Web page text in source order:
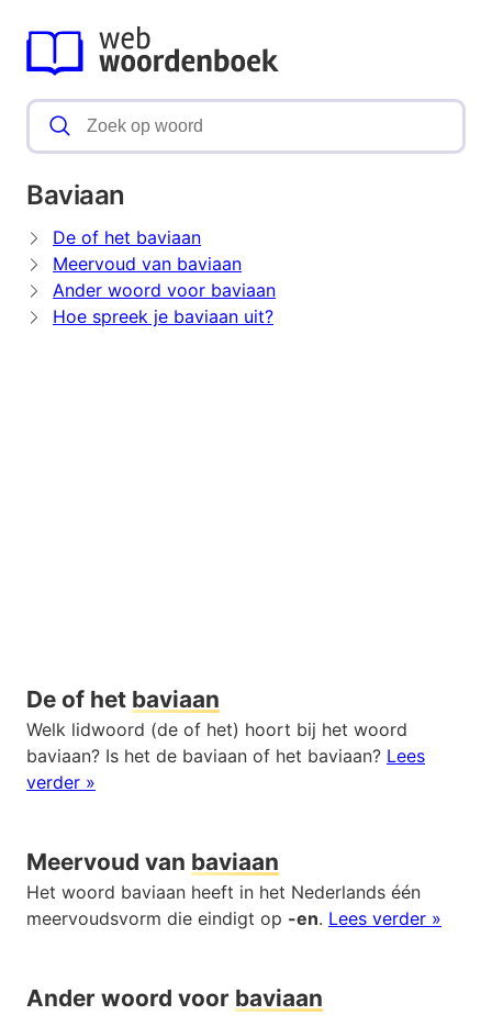
Baviaan
De of het baviaan
Meervoud van baviaan
Ander woord voor baviaan
Hoe spreek je baviaan uit?
De of het baviaan
Welk lidwoord (de of het) hoort bij het woord
baviaan? Is het de baviaan of het baviaan? Lees
verder »
Meervoud van baviaan
Het woord baviaan heeft in het Nederlands één
meervoudsvorm die eindigt op -en. Lees verder »
Ander woord voor baviaan